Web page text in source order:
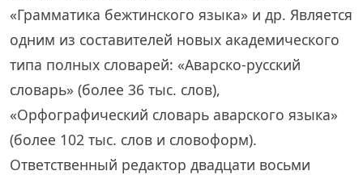
«Грамматика бежтинского языка» и др. Является
одним из составителей новых академического
типа полных словарей: «Аварско-русский
словарь» (более 36 тыс. слов),
«Орфографический словарь аварского языка»
(более 102 тыс. слов и словоформ).
Ответственный редактор двадцати восьми